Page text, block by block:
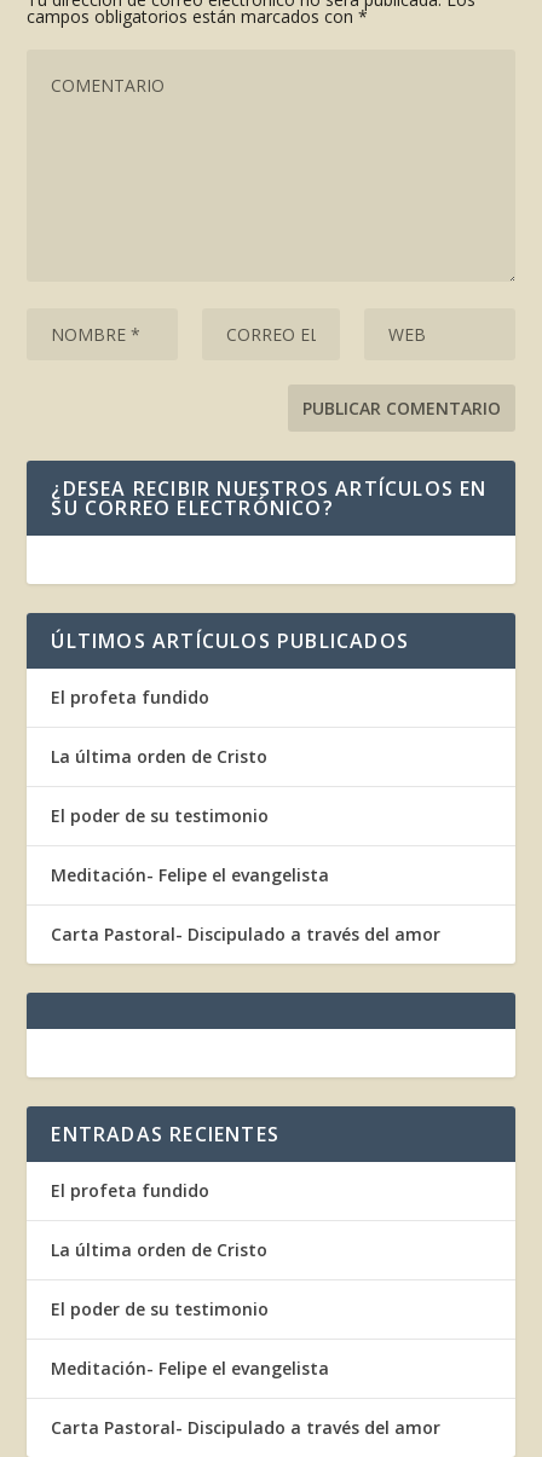
campos obligatorios están marcados con*
¿DESEA RECIBIR NUESTROS ARTÍCULOS EN
SU CORREO ELECTRÓNICO?
ÚLTIMOS ARTÍCULOS PUBLICADOS
El profeta fundido
La última orden de Cristo
El poder de su testimonio
Meditación- Felipe el evangelista
Carta Pastoral- Discipulado a través del amor
ENTRADAS RECIENTES
El profeta fundido
La última orden de Cristo
El poder de su testimonio
Meditación- Felipe el evangelista
Carta Pastoral- Discipulado a través del amor